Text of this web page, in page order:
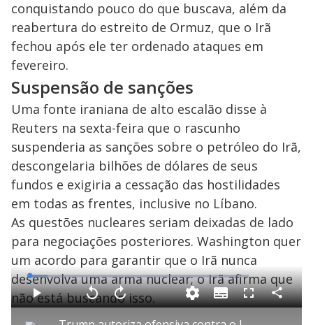
a
y
V
i
d
e
o
s o
s
M
u
o
conquistando pouco do que buscava, além da
reabertura do estreito de Ormuz, que o Irã
fechou após ele ter ordenado ataques em
fevereiro.
Suspensão de sanções
Uma fonte iraniana de alto escalão disse à
Reuters na sexta-feira que o rascunho
suspenderia as sanções sobre o petróleo do Irã,
descongelaria bilhões de dólares de seus
fundos e exigiria a cessação das hostilidades
em todas as frentes, inclusive no Líbano.
As questões nucleares seriam deixadas de lado
para negociações posteriores. Washington quer
um acordo para garantir que o Irã nunca
desenvolva uma arma nuclear; o Irã afirma que
não está buscando isso.
P V A
L
o
a
d
e
S
u
b
F C
o